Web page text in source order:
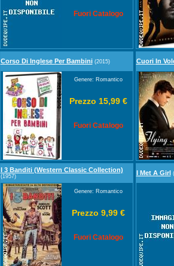
Fuori Catalogo
Corso Di Inglese Per Bambini(2015)
Genere: Romantico
Prezzo 15,99 €
Fuori Catalogo
Cuori In
I 3 Banditi (Western Classic Collection)
(1957)
Genere: Romantico
Prezzo 9,99 €
Fuori Catalogo
I Met A Girl